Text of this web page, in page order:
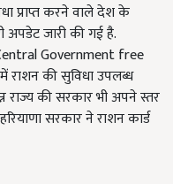
प्राप्त करने वाले देश के
अपडेट जारी की गई है.
Government free
की सुविधा उपलब्ध
राज्य की सरकार भी अपने स्तर
सरकार ने राशन कार्ड